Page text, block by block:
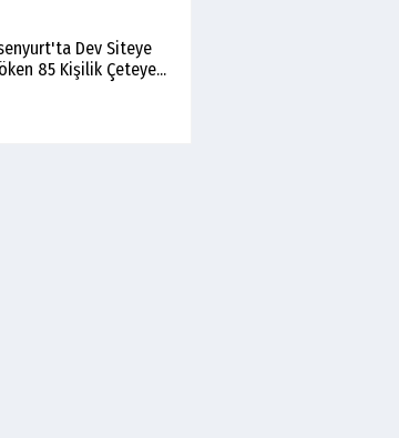
Dev Siteye
85 Kişilik Çeteye...